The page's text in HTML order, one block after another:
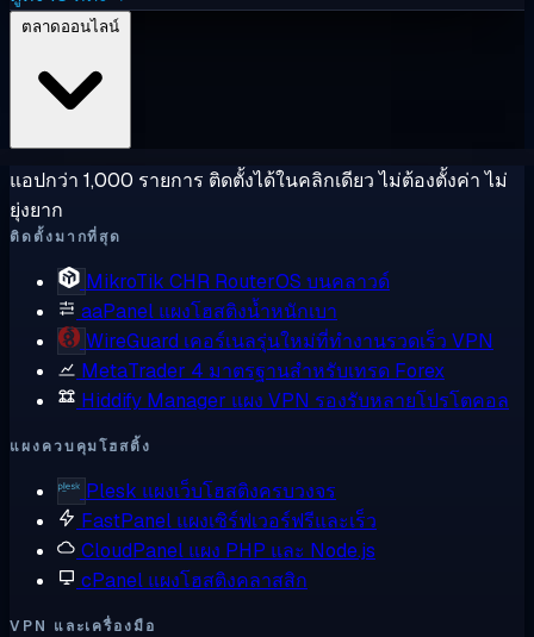
แอปกว่า 1,000 รายการ ติดตั้งได้ในคลิกเดียว ไม่ต้องตั้งค่า ไม่
ยุ่งยาก
ติดตั้งมากที่สุด
MikroTik CHR RouterOS บนคลาวด์
aaPanel แผงโฮสติงน้ำหนักเบา
WireGuard เคอร์เนลรุ่นใหม่ที่ทำงานรวดเร็ว VPN
MetaTrader 4 มาตรฐานสำหรับเทรด Forex
Hiddify Manager แผง VPN รองรับหลายโปรโตคอล
แผงควบคุมโฮสติ้ง
Plesk แผงเว็บโฮสติงครบวงจร
FastPanel แผงเซิร์ฟเวอร์ฟรีและเร็ว
CloudPanel แผง PHP และ Node.js
cPanel แผงโฮสติงคลาสสิก
VPN และเครื่องมือ